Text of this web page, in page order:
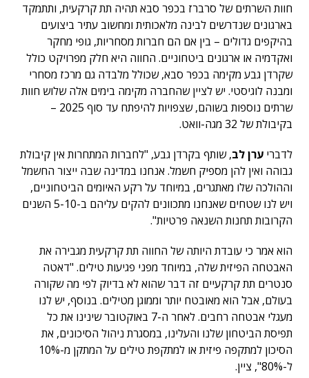
חוות השרתים של סרברז בכפר סבא תהיה תת קרקעית, ותתמקד
בארגונים שנדרשים לבינה מלאכותית ומחשוב עתיר ביצועים
בהיקפים גדולים – בין אם הם חברות מסחריות, גופי מחקר
ואקדמיה או ארגונים ביטחוניים. החווה היא חלק מפרויקט כולל
שקרדן גבע מקימה בכפר סבא, שכולל מלבדה גם מרכז מסחרי
ומבנה לוגיסטי. יש לציין שהחברה מקימה בימים אלה שלוש חוות
שרתים נוספות בשוהם, שצפויות להיפתח עד סוף 2025 –
בקיבולת של 32 מגה-וואט.
לדברי ערן לב, שותף בקרדן גבע, "לחברות המתחרות אין קיבולת
גבוהה ואין להן מספיק חשמל. אנחנו במדינה שבה ייצור החשמל
וההולכה שלו מאתגרים, במיוחד על רקע האיומים הביטחוניים,
ויש לנו שטחים שאנחנו מתכוונים להקים עליהם ב-5-10 השנים
הקרובות תחנות השנאה פרטיות".
הוא אמר כי עובדת היותה של החווה תת קרקעית מגבירה את
האבטחה הפיזית שלה, במיוחד מפני פגיעות טילים. "דאטה
סנטרים תת קרקעיים זה דבר שהוא לא בדיוק לפי מה שקורה
בעולם, אבל הוא מאובטח יותר וממוגן מטילים. בנוסף, יש לנו
מעגלי אבטחה רחבים. לאחר ה-7 באוקטובר שינינו את כל
תפיסת הביטחון שלנו והעלינו, במסגרת ניהול הסיכונים, את
הסיכון למתקפה פיזית או למתקפת טילים על המתקן מ-10%
ל-80%", ציין.